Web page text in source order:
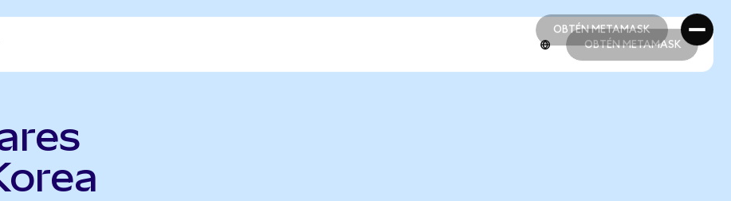
OBTÉN METAMASK
OBTÉN METAMASK
OBTÉN METAMASK